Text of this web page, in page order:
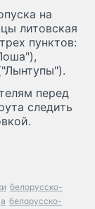
на
литовская
пунктов:
перед
следить
белорусско-
белорусско-